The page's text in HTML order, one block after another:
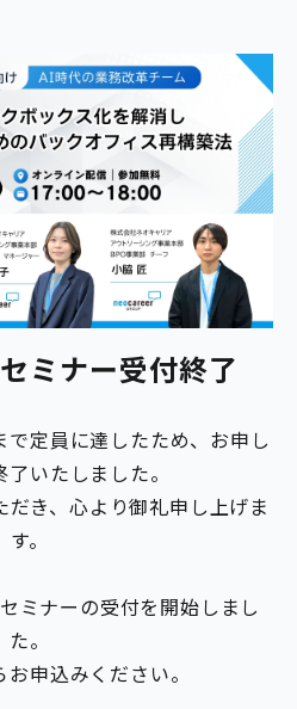
ミナー受付終了
定員に達したため、お申し
いたしました。
き、心より御礼申し上げま
す。
ミナーの受付を開始しまし
た。
申込みください。